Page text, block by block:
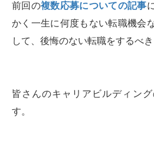
前回の複数応募についての記事
かく一生に何度もない転職機会
して、後悔のない転職をするべき
皆さんのキャリアビルディン
す。